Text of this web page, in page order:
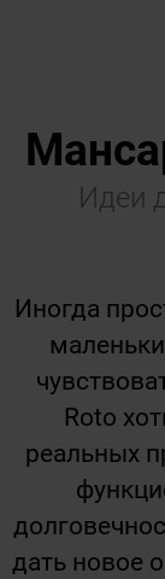
Идеи
Иногда
Roto
реальных
дать новое